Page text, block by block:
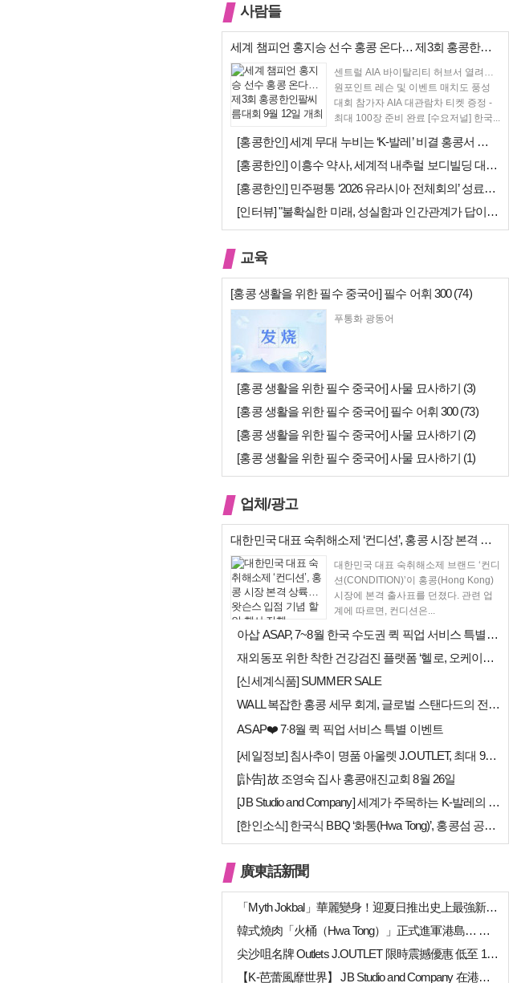
사람들
세계 챔피언 홍지승 선수 홍콩 온다… 제3회 홍콩한인팔씨름대회 9월 12…
센트럴 AIA 바이탈리티 허브서 열려…
원포인트 레슨 및 이벤트 매치도 풍성
대회 참가자 AIA 대관람차 티켓 증정 -
최대 100장 준비 완료 [수요저널] 한국...
[홍콩한인] 세계 무대 누비는 ‘K-발레’ 비결 홍콩서 연다… 정발레스튜…
[홍콩한인] 이흥수 약사, 세계적 내추럴 보디빌딩 대회 WNBF 홍콩서 …
[홍콩한인] 민주평통 ‘2026 유라시아 전체회의’ 성료… 이재명 대통령…
[인터뷰] "불확실한 미래, 성실함과 인간관계가 답이다"… 최강욱 한은 …
교육
[홍콩 생활을 위한 필수 중국어] 필수 어휘 300 (74)
푸통화 광동어
[홍콩 생활을 위한 필수 중국어] 사물 묘사하기 (3)
[홍콩 생활을 위한 필수 중국어] 필수 어휘 300 (73)
[홍콩 생활을 위한 필수 중국어] 사물 묘사하기 (2)
[홍콩 생활을 위한 필수 중국어] 사물 묘사하기 (1)
업체/광고
대한민국 대표 숙취해소제 ‘컨디션’, 홍콩 시장 본격 상륙… 왓슨스 입점…
대한민국 대표 숙취해소제 브랜드 ‘컨디
션(CONDITION)’이 홍콩(Hong Kong)
시장에 본격 출사표를 던졌다. 관련 업
계에 따르면, 컨디션은...
아삽 ASAP, 7~8월 한국 수도권 퀵 픽업 서비스 특별 프로모션 실시
재외동포 위한 착한 건강검진 플랫폼 ‘헬로, 오케이검진’ 서비스 개시
[신세계식품] SUMMER SALE
WALL 복잡한 홍콩 세무 회계, 글로벌 스탠다드의 전문가들이 답을 드립…
ASAP❤️ 7·8월 퀵 픽업 서비스 특별 이벤트
[세일정보] 침사추이 명품 아울렛 J.OUTLET, 최대 90% 빅 세일…
[訃告] 故 조영숙 집사 홍콩애진교회 8월 26일
[JB Studio and Company] 세계가 주목하는 K-발레의 비…
[한인소식] 한국식 BBQ ‘화통(Hwa Tong)’, 홍콩섬 공략 본격…
廣東話新聞
「Myth Jokbal」華麗變身！迎夏日推出史上最強新菜式陣容
韓式燒肉「火桶（Hwa Tong）」正式進軍港島… 上環、銅鑼灣新店相繼開幕
尖沙咀名牌 Outlets J.OUTLET 限時震撼優惠 低至 1 折（高達 …
【K-芭蕾風靡世界】 JB Studio and Company 在港開幕 引進…